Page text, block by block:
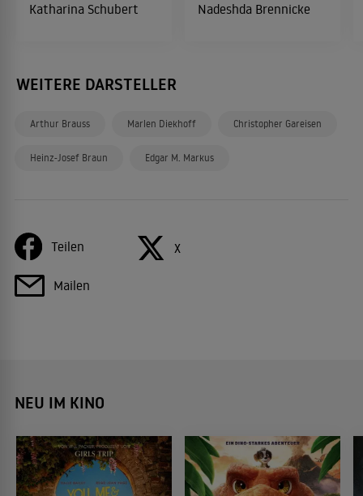
Katharina Schubert Nadeshda Brennicke
WEITERE DARSTELLER
Arthur Brauss Marlen Diekhoff Christopher Gareisen
Heinz-Josef Braun Edgar M. Markus
Teilen X
Mailen
NEU IM KINO